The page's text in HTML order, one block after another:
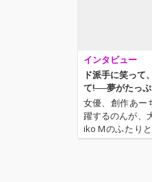
インタビュー
ド派手に笑って
て!──夢がたっ
た、“のんとも。
『ショーがはじ
女優、創作あー
躍するのんが、
iko Mのふたり
んとも。M”と